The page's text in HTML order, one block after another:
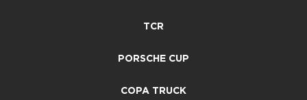
TCR
PORSCHE CUP
COPA TRUCK